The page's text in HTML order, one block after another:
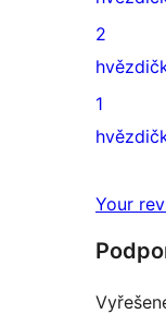
41
2
143
1
Your